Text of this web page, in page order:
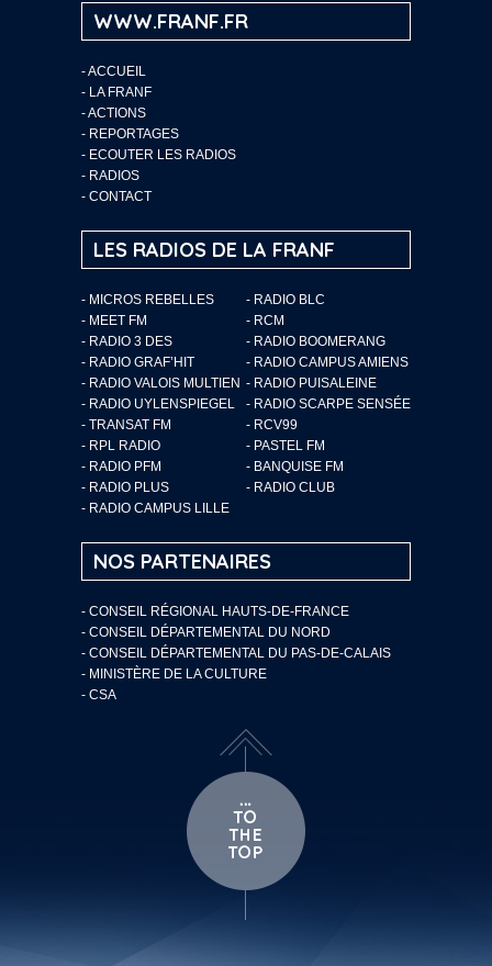
WWW.FRANF.FR
-ACCUEIL
- LA FRANF
-ACTIONS
- REPORTAGES
- ECOUTER LES RADIOS
- RADIOS
- CONTACT
LES RADIOS DE LA FRANF
- MICROS REBELLES
- RADIO BLC
- MEET FM
- RCM
- RADIO 3 DES
- RADIO BOOMERANG
- RADIO GRAF’HIT
- RADIO CAMPUS AMIENS
- RADIO VALOIS MULTIEN - RADIO PUISALEINE
- RADIO UYLENSPIEGEL
- RADIO SCARPE SENSÉE
- TRANSAT FM
- RCV99
- RPL RADIO
- PASTEL FM
- RADIO PFM
- BANQUISE FM
- RADIO PLUS
- RADIO CLUB
- RADIO CAMPUS LILLE
NOS PARTENAIRES
- CONSEIL RÉGIONAL HAUTS-DE-FRANCE
- CONSEIL DÉPARTEMENTAL DU NORD
- CONSEIL DÉPARTEMENTAL DU PAS-DE-CALAIS
- MINISTÈRE DE LA CULTURE
- CSA